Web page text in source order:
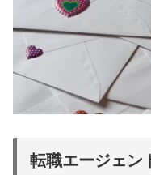
転職エージェン